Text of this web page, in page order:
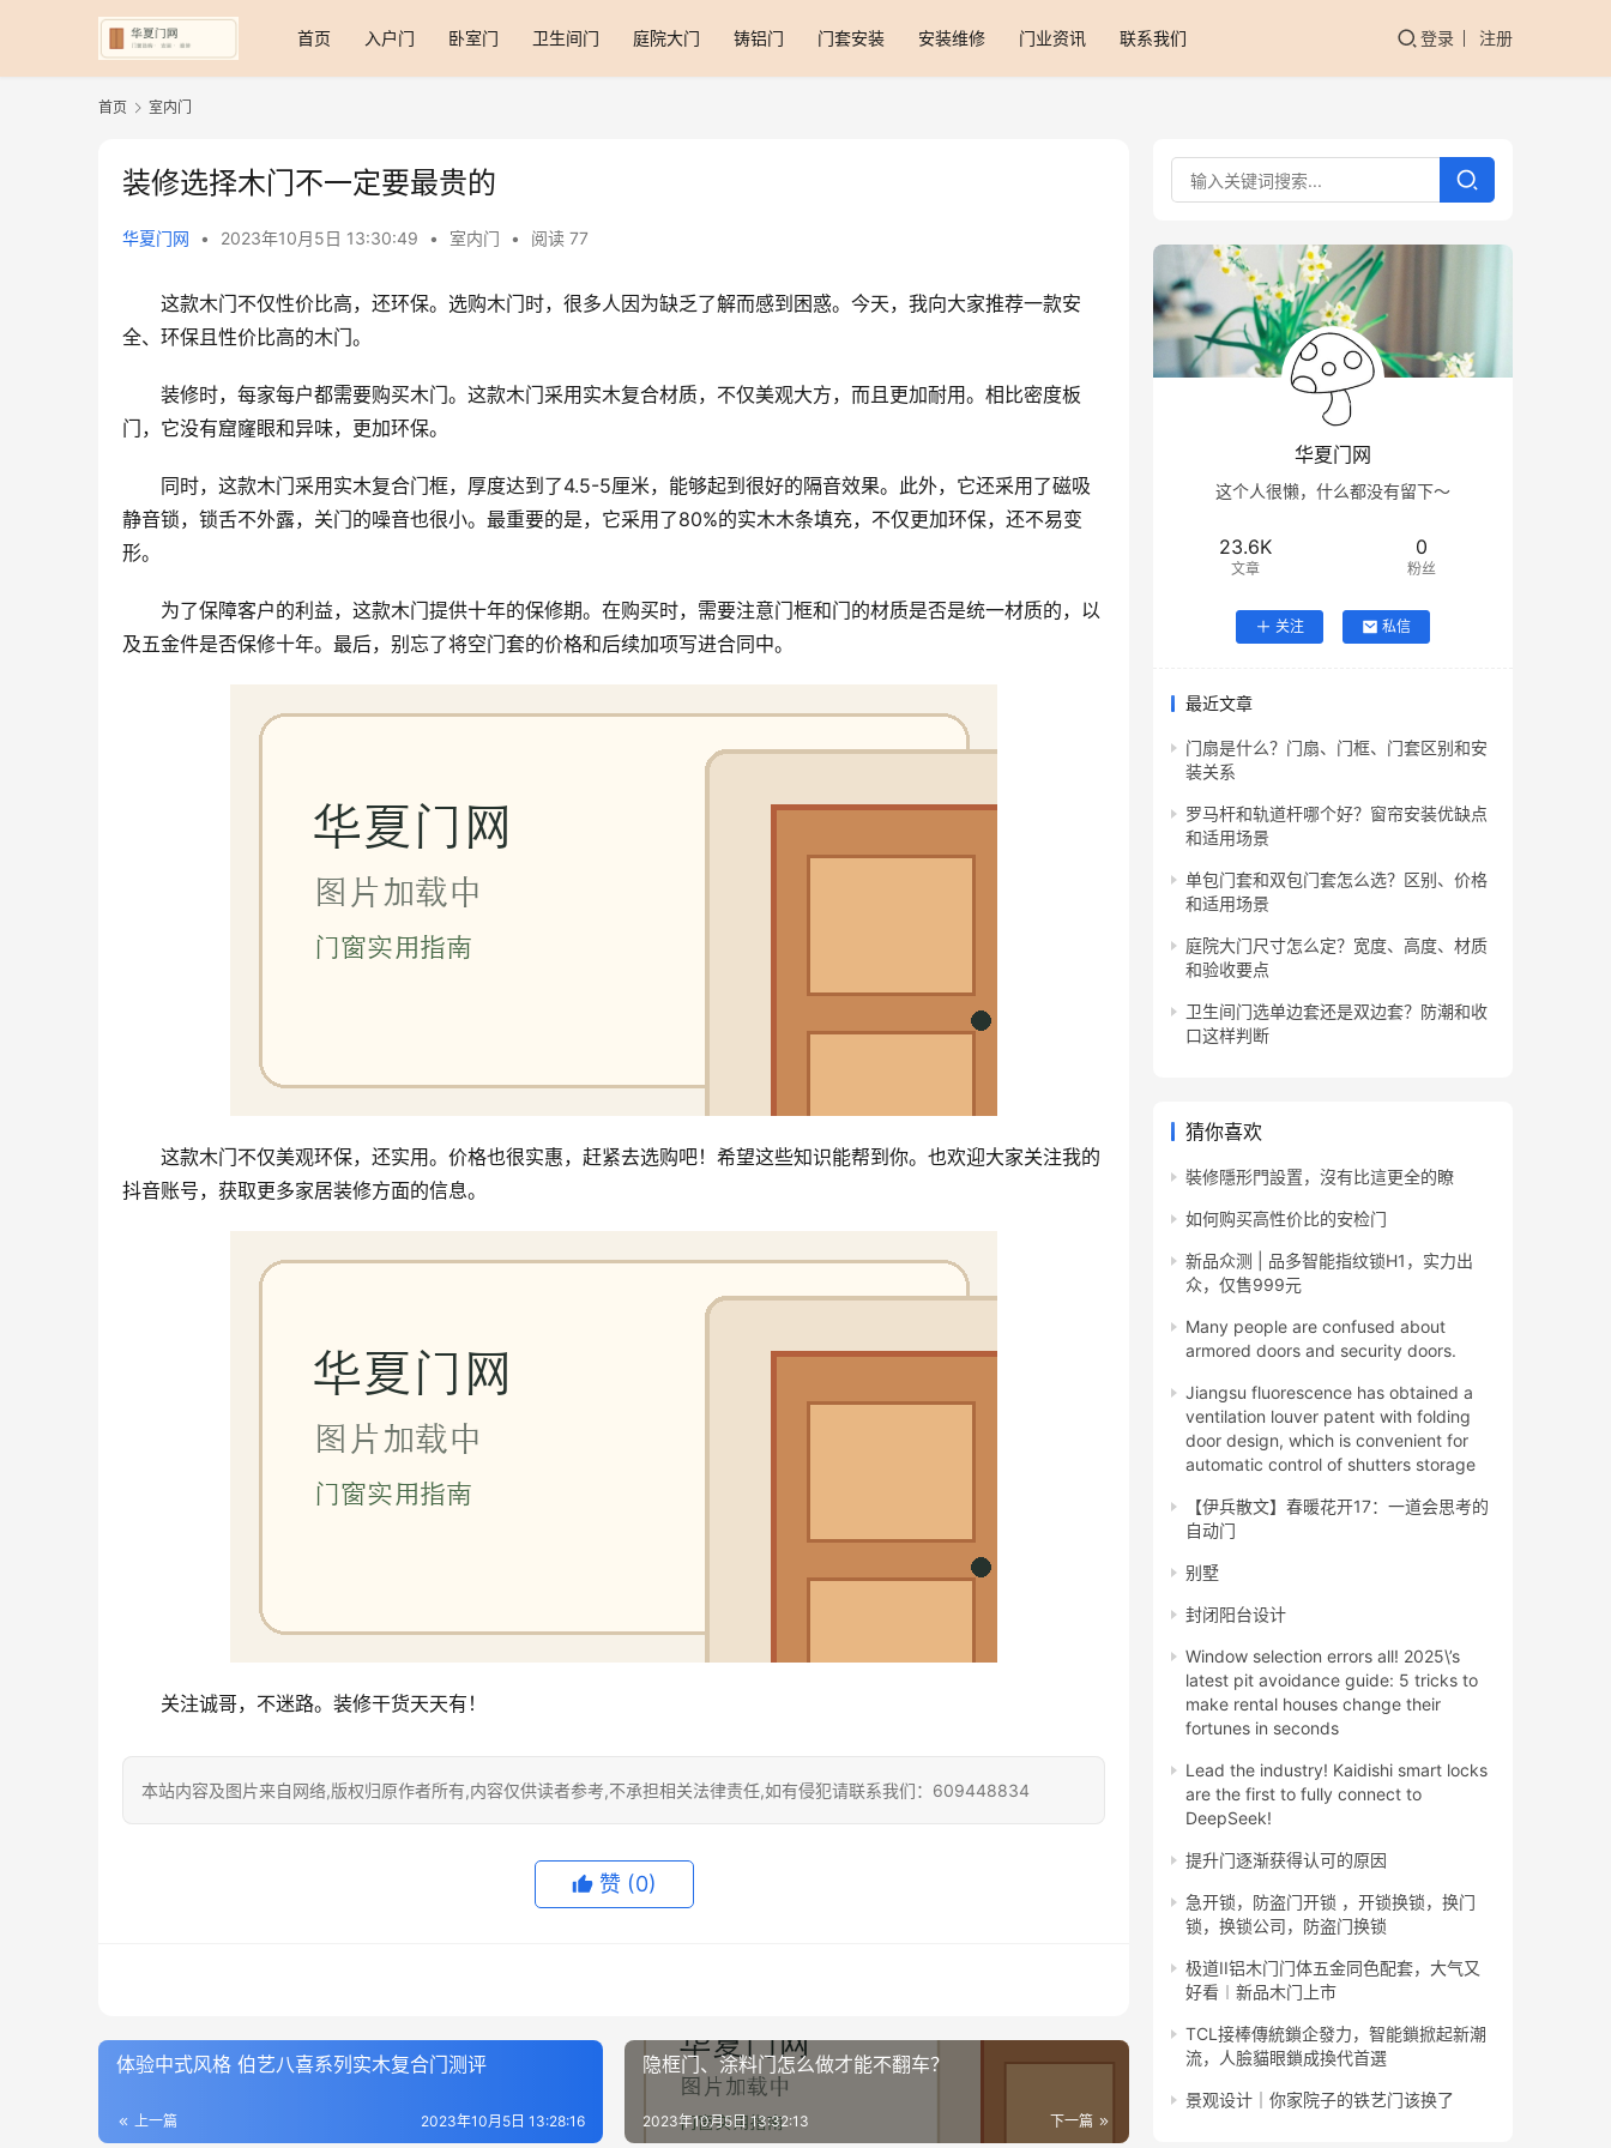
首页 入户门 卧室门 卫生间门 庭院大门 铸铝门 门套安装 安装维修 门业资讯 联系我们 登录 注册
首页 室内门
装修选择木门不一定要最贵的
华夏门网 • 2023年10月5日 13:30:49 • 室内门 • 阅读 77
这款木门不仅性价比高，还环保。选购木门时，很多人因为缺乏了解而感到困惑。今天，我向大家推荐一款安
全、环保且性价比高的木门。
装修时，每家每户都需要购买木门。这款木门采用实木复合材质，不仅美观大方，而且更加耐用。相比密度板
门，它没有窟窿眼和异味，更加环保。
同时，这款木门采用实木复合门框，厚度达到了4.5-5厘米，能够起到很好的隔音效果。此外，它还采用了磁吸
静音锁，锁舌不外露，关门的噪音也很小。最重要的是，它采用了80%的实木木条填充，不仅更加环保，还不易变
形。
为了保障客户的利益，这款木门提供十年的保修期。在购买时，需要注意门框和门的材质是否是统一材质的，以
及五金件是否保修十年。最后，别忘了将空门套的价格和后续加项写进合同中。
这款木门不仅美观环保，还实用。价格也很实惠，赶紧去选购吧！希望这些知识能帮到你。也欢迎大家关注我的
抖音账号，获取更多家居装修方面的信息。
关注诚哥，不迷路。装修干货天天有！
本站内容及图片来自网络,版权归原作者所有,内容仅供读者参考,不承担相关法律责任,如有侵犯请联系我们：609448834
赞 (0)
体验中式风格 伯艺八喜系列实木复合门测评
上一篇 2023年10月5日 13:28:16
隐框门、涂料门怎么做才能不翻车？
下一篇
2023年10月5日 13:32:13
华夏门网
这个人很懒，什么都没有留下～
23.6K
文章
0
粉丝
关注 私信
最近文章
门扇是什么？门扇、门框、门套区别和安
装关系
罗马杆和轨道杆哪个好？窗帘安装优缺点
和适用场景
单包门套和双包门套怎么选？区别、价格
和适用场景
庭院大门尺寸怎么定？宽度、高度、材质
和验收要点
卫生间门选单边套还是双边套？防潮和收
口这样判断
猜你喜欢
裝修隱形門設置，沒有比這更全的瞭
如何购买高性价比的安检门
新品众测 | 品多智能指纹锁H1，实力出
众，仅售999元
Many people are confused about
armored doors and security doors.
Jiangsu fluorescence has obtained a
ventilation louver patent with folding
door design, which is convenient for
automatic control of shutters storage
【伊兵散文】春暖花开17：一道会思考的
自动门
别墅
封闭阳台设计
Window selection errors all! 2025\’s
latest pit avoidance guide: 5 tricks to
make rental houses change their
fortunes in seconds
Lead the industry! Kaidishi smart locks
are the first to fully connect to
DeepSeek!
提升门逐渐获得认可的原因
急开锁，防盗门开锁 ，开锁换锁，换门
锁，换锁公司，防盗门换锁
极道II铝木门门体五金同色配套，大气又
好看︱新品木门上市
TCL接棒傳統鎖企發力，智能鎖掀起新潮
流，人臉貓眼鎖成換代首選
景观设计｜你家院子的铁艺门该换了